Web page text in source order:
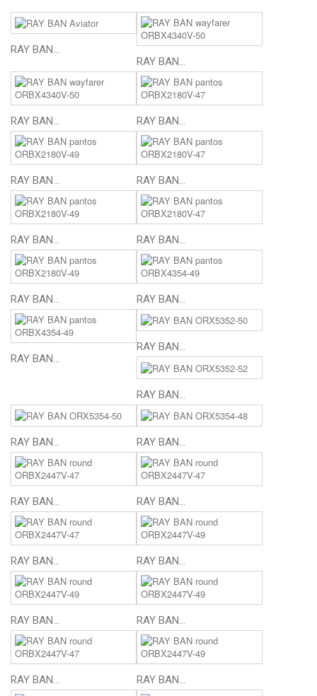
RAY BAN...
RAY BAN...
RAY BAN... RAY BAN...
RAY BAN... RAY BAN...
RAY BAN... RAY BAN...
RAY BAN... RAY BAN...
RAY BAN...
RAY BAN...
RAY BAN...
RAY BAN... RAY BAN...
RAY BAN... RAY BAN...
RAY BAN... RAY BAN...
RAY BAN... RAY BAN...
RAY BAN... RAY BAN...